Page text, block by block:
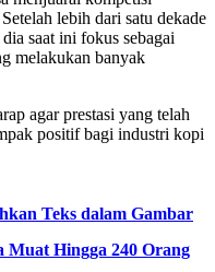
lebih dari satu dekade
saat ini fokus sebagai
melakukan banyak
agar prestasi yang telah
positif bagi industri kopi
Teks dalam Gambar
Muat Hingga 240 Orang